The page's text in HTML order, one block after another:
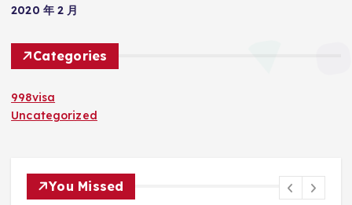
2020 年 2 月
Categories
998visa
Uncategorized
You Missed